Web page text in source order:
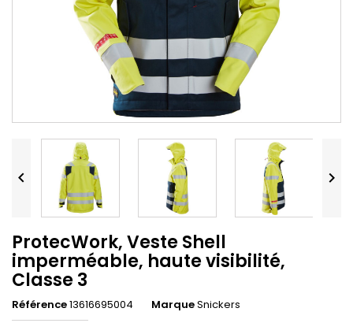
 
ProtecWork, Veste Shell
imperméable, haute visibilité,
Classe 3
Référence13616695004 MarqueSnickers